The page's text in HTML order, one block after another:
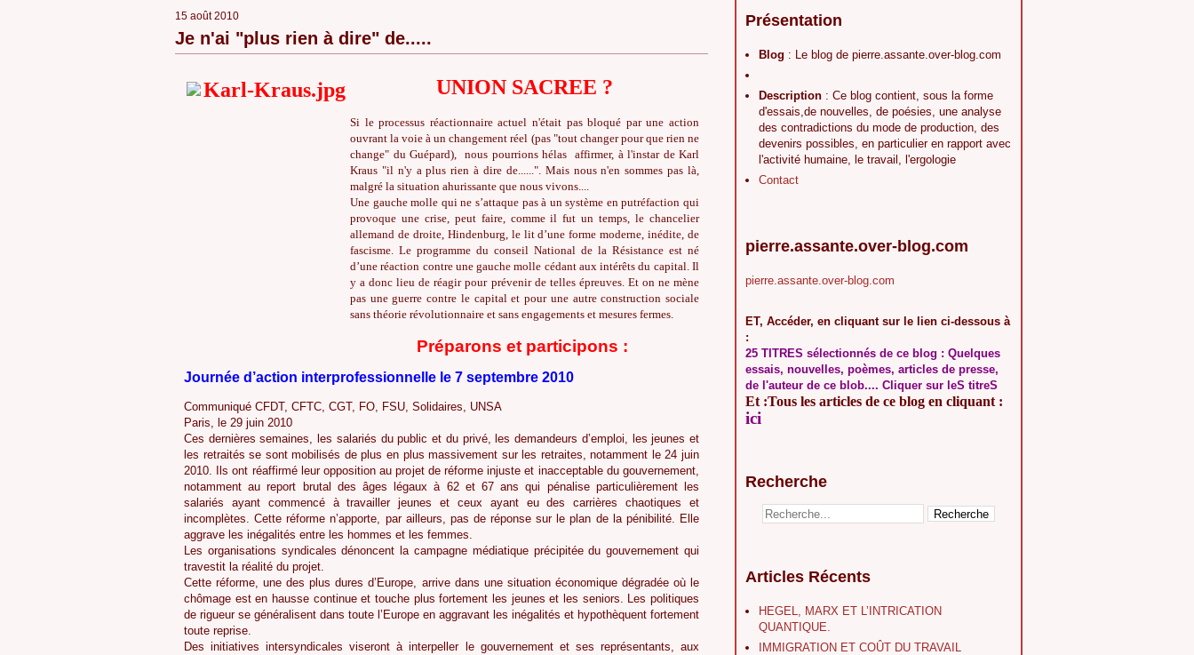
15 août 2010
Je n'ai "plus rien à dire" de.....
UNION SACREE ?
Si le processus réactionnaire actuel n'était pas bloqué par une action
ouvrant la voie à un changement réel (pas "tout changer pour que rien ne
change" du Guépard), nous pourrions hélas affirmer, à l'instar de Karl
Kraus "il n'y a plus rien à dire de......". Mais nous n'en sommes pas là,
malgré la situation ahurissante que nous vivons....
Une gauche molle qui ne s’attaque pas à un système en putréfaction qui
provoque une crise, peut faire, comme il fut un temps, le chancelier
allemand de droite, Hindenburg, le lit d’une forme moderne, inédite, de
fascisme. Le programme du conseil National de la Résistance est né
d’une réaction contre une gauche molle cédant aux intérêts du capital. Il
y a donc lieu de réagir pour prévenir de telles épreuves. Et on ne mène
pas une guerre contre le capital et pour une autre construction sociale
sans théorie révolutionnaire et sans engagements et mesures fermes.
Préparons et participons :
Journée d’action interprofessionnelle le 7 septembre 2010
Communiqué CFDT, CFTC, CGT, FO, FSU, Solidaires, UNSA
Paris, le 29 juin 2010
Ces dernières semaines, les salariés du public et du privé, les demandeurs d’emploi, les jeunes et
les retraités se sont mobilisés de plus en plus massivement sur les retraites, notamment le 24 juin
2010. Ils ont réaffirmé leur opposition au projet de réforme injuste et inacceptable du gouvernement,
notamment au report brutal des âges légaux à 62 et 67 ans qui pénalise particulièrement les
salariés ayant commencé à travailler jeunes et ceux ayant eu des carrières chaotiques et
incomplètes. Cette réforme n’apporte, par ailleurs, pas de réponse sur le plan de la pénibilité. Elle
aggrave les inégalités entre les hommes et les femmes.
Les organisations syndicales dénoncent la campagne médiatique précipitée du gouvernement qui
travestit la réalité du projet.
Cette réforme, une des plus dures d’Europe, arrive dans une situation économique dégradée où le
chômage est en hausse continue et touche plus fortement les jeunes et les seniors. Les politiques
de rigueur se généralisent dans toute l’Europe en aggravant les inégalités et hypothèquent fortement
toute reprise.
Des initiatives intersyndicales viseront à interpeller le gouvernement et ses représentants, aux
Présentation
Blog : Le blog de pierre.assante.over-blog.com
Description : Ce blog contient, sous la forme
d'essais,de nouvelles, de poésies, une analyse
des contradictions du mode de production, des
devenirs possibles, en particulier en rapport avec
l'activité humaine, le travail, l'ergologie
Contact
pierre.assante.over-blog.com
pierre.assante.over-blog.com
ET, Accéder, en cliquant sur le lien ci-dessous à
:
25 TITRES sélectionnés de ce blog : Quelques
essais, nouvelles, poèmes, articles de presse,
de l'auteur de ce blob.... Cliquer sur leS titreS
Et :Tous les articles de ce blog en cliquant :
ici
Recherche
Articles Récents
HEGEL, MARX ET L’INTRICATION
QUANTIQUE.
IMMIGRATION ET COÛT DU TRAVAIL